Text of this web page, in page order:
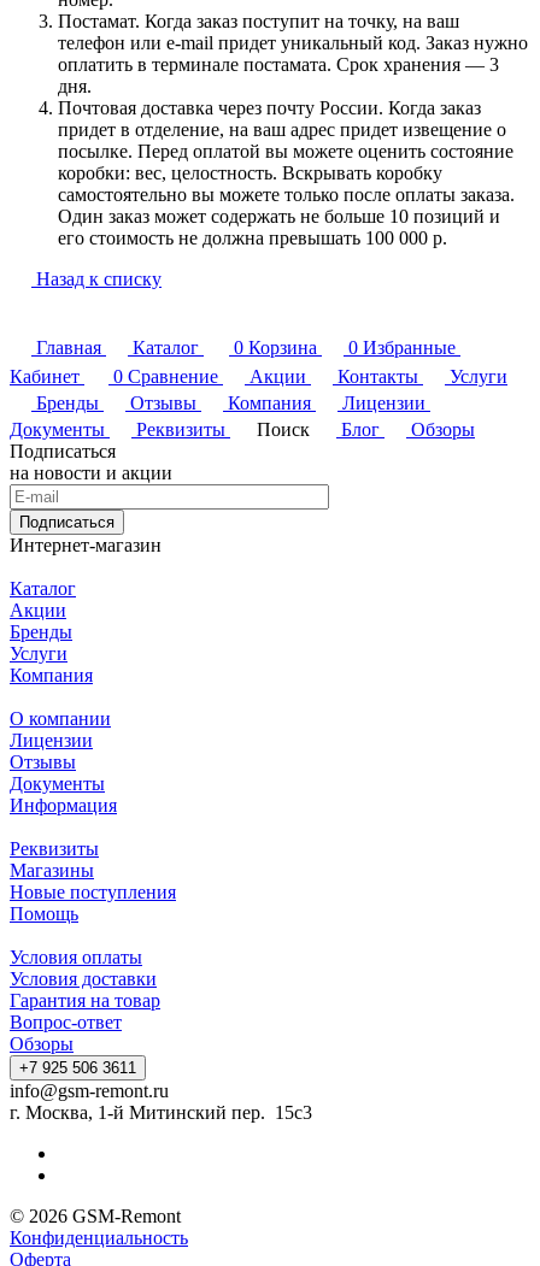
Постамат. Когда заказ поступит на точку, на ваш
телефон или e-mail придет уникальный код. Заказ нужно
оплатить в терминале постамата. Срок хранения — 3
дня.
Почтовая доставка через почту России. Когда заказ
придет в отделение, на ваш адрес придет извещение о
посылке. Перед оплатой вы можете оценить состояние
коробки: вес, целостность. Вскрывать коробку
самостоятельно вы можете только после оплаты заказа.
Один заказ может содержать не больше 10 позиций и
его стоимость не должна превышать 100 000 р.
Назад к списку
Главная Каталог 0 Корзина 0 Избранные
Кабинет
0 Сравнение Акции Контакты
Услуги
Бренды
Отзывы Компания
Лицензии
Документы
Реквизиты Поиск Блог
Обзоры
Подписаться
на новости и акции
Подписаться
Интернет-магазин
Каталог
Акции
Бренды
Услуги
Компания
О компании
Лицензии
Отзывы
Документы
Информация
Реквизиты
Магазины
Новые поступления
Помощь
Условия оплаты
Условия доставки
Гарантия на товар
Вопрос-ответ
Обзоры
+7 925 506 3611
info@gsm-remont.ru
г. Москва, 1-й Митинский пер. 15с3
© 2026 GSM-Remont
Конфиденциальность
Оферта